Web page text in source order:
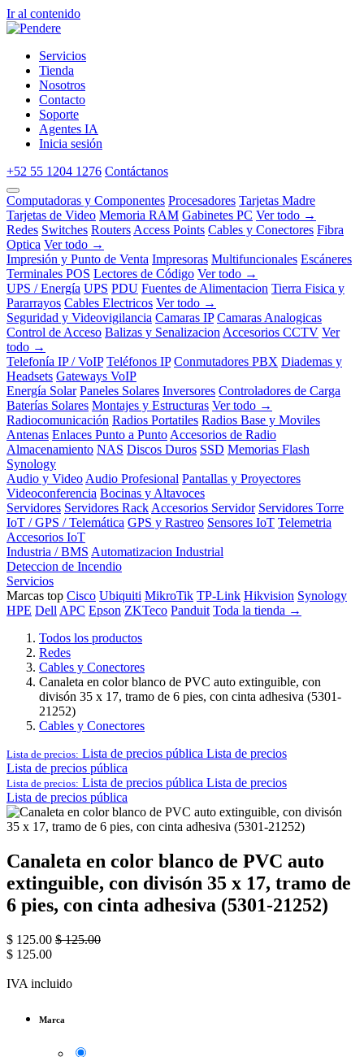
Ir al contenido
Servicios
Tienda
Nosotros
Contacto
Soporte
Agentes IA
Inicia sesión
+52 55 1204 1276 Contáctanos
Computadoras y Componentes Procesadores Tarjetas Madre
Tarjetas de Video Memoria RAM Gabinetes PC Ver todo →
Redes Switches Routers Access Points Cables y Conectores Fibra
Optica Ver todo →
Impresión y Punto de Venta Impresoras Multifuncionales Escáneres
Terminales POS Lectores de Código Ver todo →
UPS / Energía UPS PDU Fuentes de Alimentacion Tierra Fisica y
Pararrayos Cables Electricos Ver todo →
Seguridad y Videovigilancia Camaras IP Camaras Analogicas
Control de Acceso Balizas y Senalizacion Accesorios CCTV Ver
todo →
Telefonía IP / VoIP Teléfonos IP Conmutadores PBX Diademas y
Headsets Gateways VoIP
Energía Solar Paneles Solares Inversores Controladores de Carga
Baterías Solares Montajes y Estructuras Ver todo →
Radiocomunicación Radios Portatiles Radios Base y Moviles
Antenas Enlaces Punto a Punto Accesorios de Radio
Almacenamiento NAS Discos Duros SSD Memorias Flash
Synology
Audio y Video Audio Profesional Pantallas y Proyectores
Videoconferencia Bocinas y Altavoces
Servidores Servidores Rack Accesorios Servidor Servidores Torre
IoT / GPS / Telemática GPS y Rastreo Sensores IoT Telemetria
Accesorios IoT
Industria / BMS Automatizacion Industrial
Deteccion de Incendio
Servicios
Marcas top Cisco Ubiquiti MikroTik TP-Link Hikvision Synology
HPE Dell APC Epson ZKTeco Panduit Toda la tienda →
Todos los productos
Redes
Cables y Conectores
Canaleta en color blanco de PVC auto extinguible, con
divisón 35 x 17, tramo de 6 pies, con cinta adhesiva (5301-
21252)
Cables y Conectores
Lista de precios: Lista de precios pública Lista de precios
Lista de precios pública
Lista de precios: Lista de precios pública Lista de precios
Lista de precios pública
Canaleta en color blanco de PVC auto
extinguible, con divisón 35 x 17, tramo de
6 pies, con cinta adhesiva (5301-21252)
$ 125.00 $125.00
$ 125.00
IVA incluido
Marca